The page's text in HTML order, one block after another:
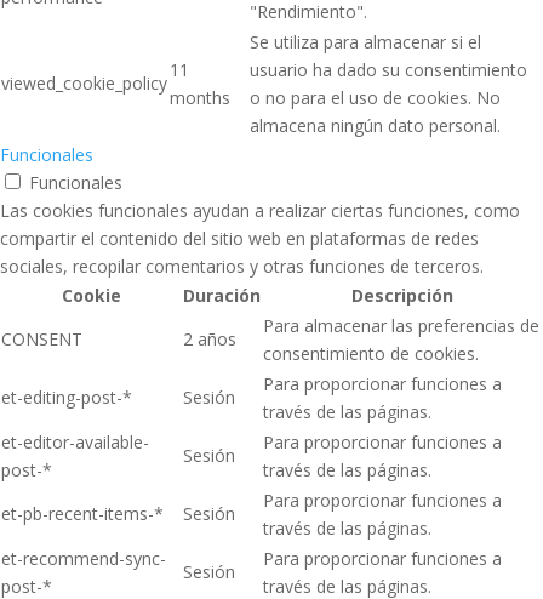
"Rendimiento".
viewed_cookie_policy
11
months
Se utiliza para almacenar si el
usuario ha dado su consentimiento
o no para el uso de cookies. No
almacena ningún dato personal.
Funcionales
Funcionales
Las cookies funcionales ayudan a realizar ciertas funciones, como
compartir el contenido del sitio web en plataformas de redes
sociales, recopilar comentarios y otras funciones de terceros.
Cookie
Duración
Descripción
CONSENT
2 años
Para almacenar las preferencias de
consentimiento de cookies.
et-editing-post-*
Sesión
Para proporcionar funciones a
través de las páginas.
et-editor-available-
post-*
Sesión
Para proporcionar funciones a
través de las páginas.
et-pb-recent-items-*
Sesión
Para proporcionar funciones a
través de las páginas.
et-recommend-sync-
post-*
Sesión
Para proporcionar funciones a
través de las páginas.